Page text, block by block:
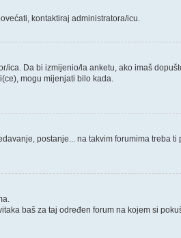
kontaktiraj administratora/icu.
Da bi izmijenio/la anketu, ako imaš
mogu mijenjati bilo kada.
postanje... na takvim forumima treba
baš za taj određen forum na kojem si